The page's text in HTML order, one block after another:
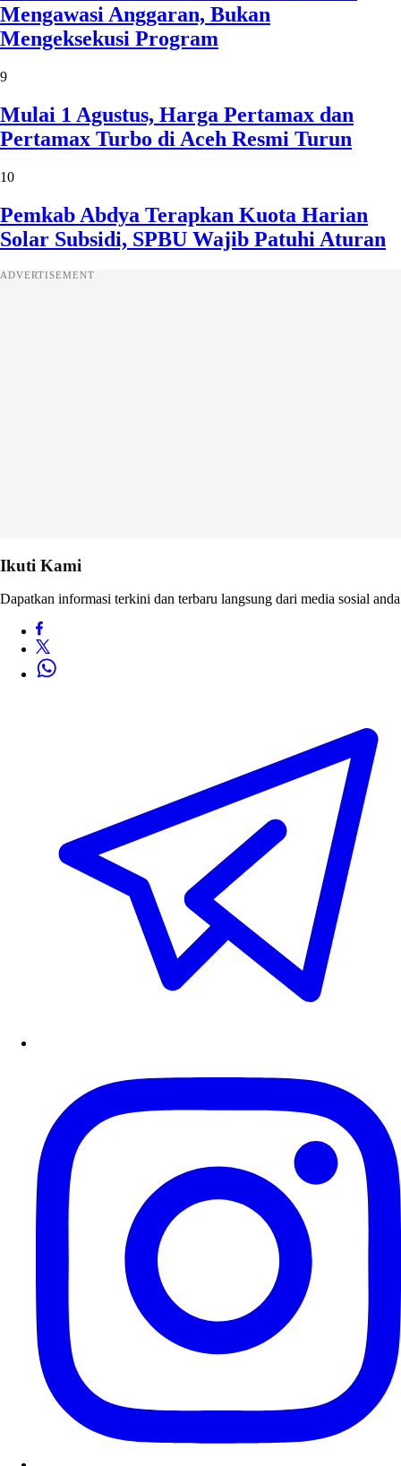
Mengawasi Anggaran, Bukan
Mengeksekusi Program
9
Mulai 1 Agustus, Harga Pertamax dan
Pertamax Turbo di Aceh Resmi Turun
10
Pemkab Abdya Terapkan Kuota Harian
Solar Subsidi, SPBU Wajib Patuhi Aturan
ADVERTISEMENT
Ikuti Kami
Dapatkan informasi terkini dan terbaru langsung dari media sosial anda